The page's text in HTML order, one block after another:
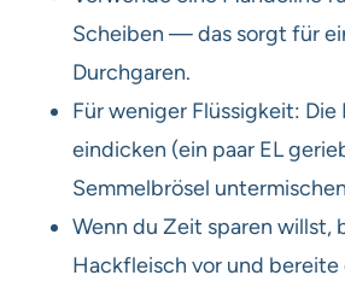
Scheiben — das sorgt für
Durchgaren.
Für weniger Flüssigkeit:
eindicken (ein paar EL
Semmelbrösel
Wenn du Zeit sparen willst,
Hackfleisch vor und bereite